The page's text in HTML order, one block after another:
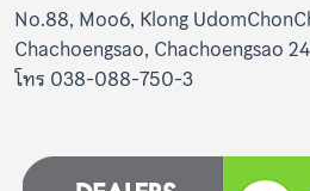
No.88, Moo6, Klong
Chachoengsao, Chachoengsao
โทร 038-088-750-3